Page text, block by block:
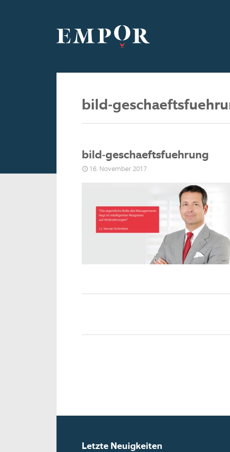
bild-
bild-geschaeftsfuehrung
16. November 2017
Letzte Neuigkeiten